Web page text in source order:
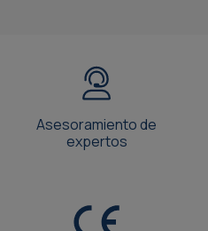
Asesoramiento de
expertos